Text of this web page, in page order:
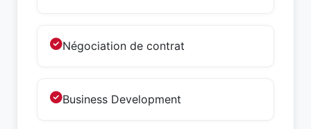
Négociation de contrat
Business Development